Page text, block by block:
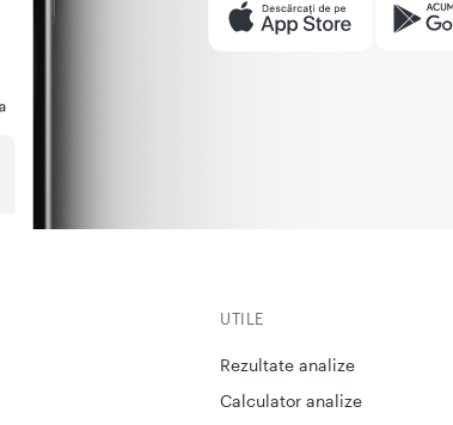
UTILE
Rezultate analize
Calculator analize